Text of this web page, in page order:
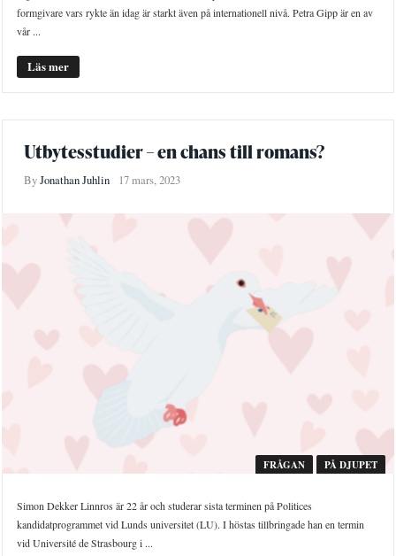
formgivare vars rykte än idag är starkt även på internationell nivå. Petra Gipp är en av
vår ...
Läs mer
Utbytesstudier – en chans till romans?
ByJonathan Juhlin 17 mars, 2023
FRÅGAN PÅ DJUPET
Simon Dekker Linnros är 22 år och studerar sista terminen på Politices
kandidatprogrammet vid Lunds universitet (LU). I höstas tillbringade han en termin
vid Université de Strasbourg i ...